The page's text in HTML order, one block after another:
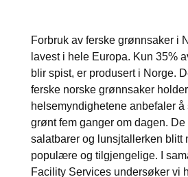
Forbruk av ferske grønnsaker i
lavest i hele Europa. Kun 35%
blir spist, er produsert i Norge.
ferske norske grønnsaker
helsemyndighetene anbefaler å
grønt fem ganger om dagen.
salatbarer og lunsjtallerken blitt
populære og tilgjengelige. I
Facility Services undersøker vi